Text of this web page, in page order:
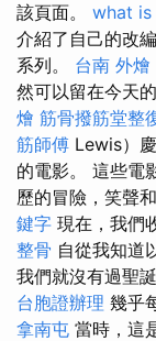
該頁面。 what is
介紹了自己的改
系列。 台南 外
然可以留在今天
燴 筋骨撥筋堂整
筋師傅 Lewis）
的電影。 這些電
歷的冒險，笑聲
鍵字 現在，我們
整骨 自從我知道
我們就沒有過聖
台胞證辦理 幾乎
拿南屯 當時，這